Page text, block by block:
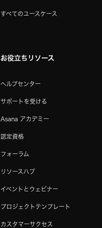
すべてのユースケース
お役立ちリソース
ヘルプセンター
サポートを受ける
Asana アカデミー
認定資格
フォーラム
リソースハブ
イベントとウェビナー
プロジェクトテンプレート
カスタマーサクセス